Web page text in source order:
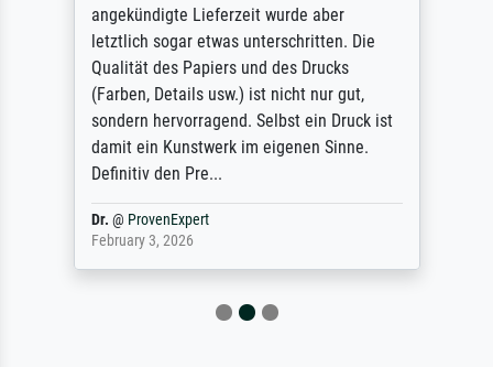
angekündigte Lieferzeit wurde aber
letztlich sogar etwas unterschritten. Die
Qualität des Papiers und des Drucks
(Farben, Details usw.) ist nicht nur gut,
sondern hervorragend. Selbst ein Druck ist
damit ein Kunstwerk im eigenen Sinne.
Definitiv den Pre...
Dr. @ ProvenExpert
February 3, 2026